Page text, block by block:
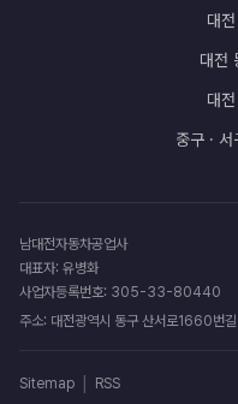
대
대전
대
중구 ·
남대전자동차공업사
대표자: 유병화
사업자등록번호: 305-33-80440
주소: 대전광역시 동구 산서로1660번
Sitemap
RSS